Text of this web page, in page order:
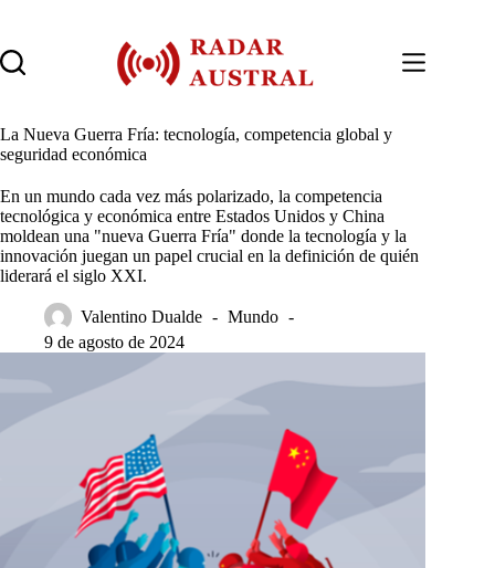
contenido
La Nueva Guerra Fría: tecnología, competencia global y
seguridad económica
En un mundo cada vez más polarizado, la competencia
tecnológica y económica entre Estados Unidos y China
moldean una "nueva Guerra Fría" donde la tecnología y la
innovación juegan un papel crucial en la definición de quién
liderará el siglo XXI.
Valentino Dualde
Mundo
9 de agosto de 2024